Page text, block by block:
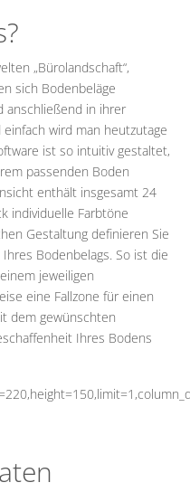
„Bürolandschaft“,
sich Bodenbeläge
anschließend in ihrer
wird man heutzutage
ist so intuitiv gestaltet,
passenden Boden
enthält insgesamt 24
individuelle Farbtöne
Gestaltung definieren Sie
Bodenbelags. So ist die
jeweiligen
eine Fallzone für einen
dem gewünschten
Ihres Bodens